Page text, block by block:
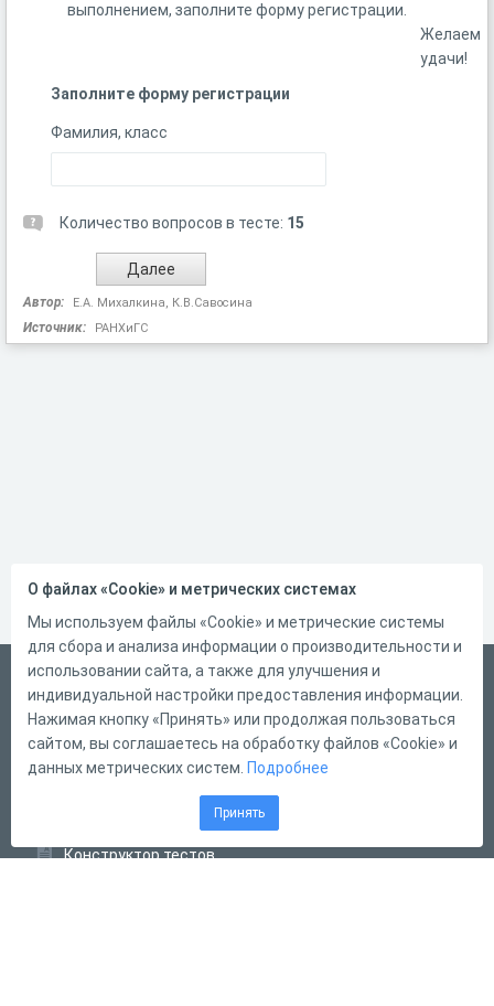
выполнением, заполните форму регистрации.
Желаем
удачи!
Заполните форму регистрации
Фамилия, класс
Количество вопросов в тесте: 15
Автор: Е.А. Михалкина, К.В.Савосина
Источник: РАНХиГС
Русский
Справка
Форма обратной связи
Конструктор тестов
О файлах «Cookie» и метрических системах
Мы используем файлы «Cookie» и метрические системы
для сбора и анализа информации о производительности и
использовании сайта, а также для улучшения и
индивидуальной настройки предоставления информации.
Нажимая кнопку «Принять» или продолжая пользоваться
сайтом, вы соглашаетесь на обработку файлов «Cookie» и
данных метрических систем. Подробнее
Принять